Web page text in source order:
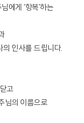
에게 ‘항복’하는
인사를 드립니다.
고
님의 이름으로